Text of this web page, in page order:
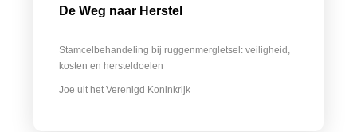
De Weg naar Herstel
Stamcelbehandeling bij ruggenmergletsel: veiligheid,
kosten en hersteldoelen
Joe uit het Verenigd Koninkrijk